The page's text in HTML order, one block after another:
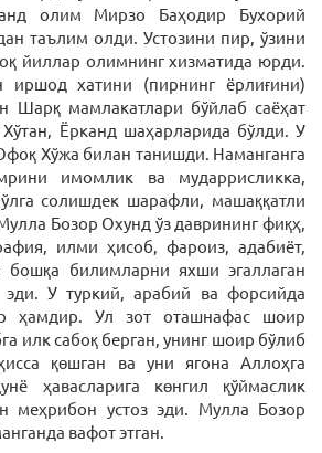
олим Мирзо Баҳодир Бухорий
таълим олди. Устозини пир, ўзини
йиллар олимнинг хизматида юрди.
иршод хатини (пирнинг ёрлиғини)
Шарқ мамлакатлари бўйлаб саёҳат
Ёрканд шаҳарларида бўлди. У
Хўжа билан танишди. Наманганга
имомлик ва мударрисликка,
солишдек шарафли, машаққатли
Бозор Охунд ўз даврининг фиқҳ,
илми ҳисоб, фароиз, адабиёт,
бошқа билимларни яхши эгаллаган
У туркий, арабий ва форсийда
ҳамдир. Ул зот оташнафас шоир
илк сабоқ берган, унинг шоир бўлиб
қөшган ва уни ягона Аллоҳга
ҳавасларига көнгил қўймаслик
меҳрибон устоз эди. Мулла Бозор
вафот этган.